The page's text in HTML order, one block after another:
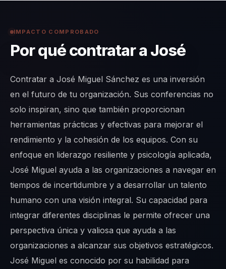
IMPACTO COMPROBADO
Por qué contratar a José
Contratar a José Miguel Sánchez es una inversión
en el futuro de tu organización. Sus conferencias no
solo inspiran, sino que también proporcionan
herramientas prácticas y efectivas para mejorar el
rendimiento y la cohesión de los equipos. Con su
enfoque en liderazgo resiliente y psicología aplicada,
José Miguel ayuda a las organizaciones a navegar en
tiempos de incertidumbre y a desarrollar un talento
humano con una visión integral. Su capacidad para
integrar diferentes disciplinas le permite ofrecer una
perspectiva única y valiosa que ayuda a las
organizaciones a alcanzar sus objetivos estratégicos.
José Miguel es conocido por su habilidad para